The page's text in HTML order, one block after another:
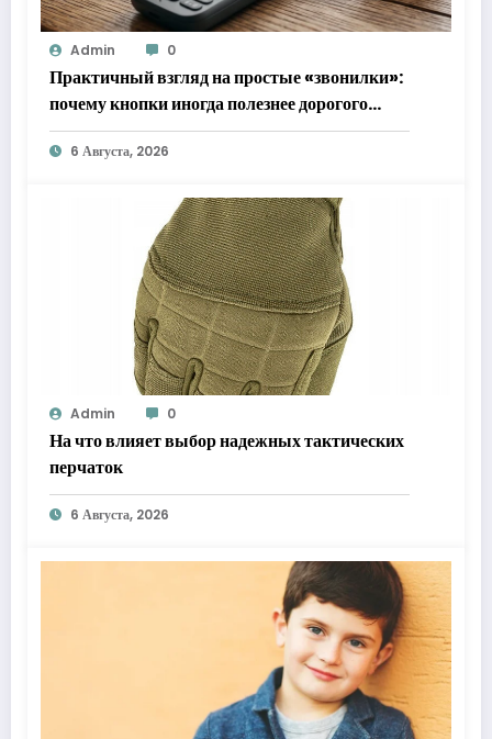
Admin 0
Практичный взгляд на простые «звонилки»:
почему кнопки иногда полезнее дорогого
флагмана
6 Августа, 2026
Admin 0
На что влияет выбор надежных тактических
перчаток
6 Августа, 2026